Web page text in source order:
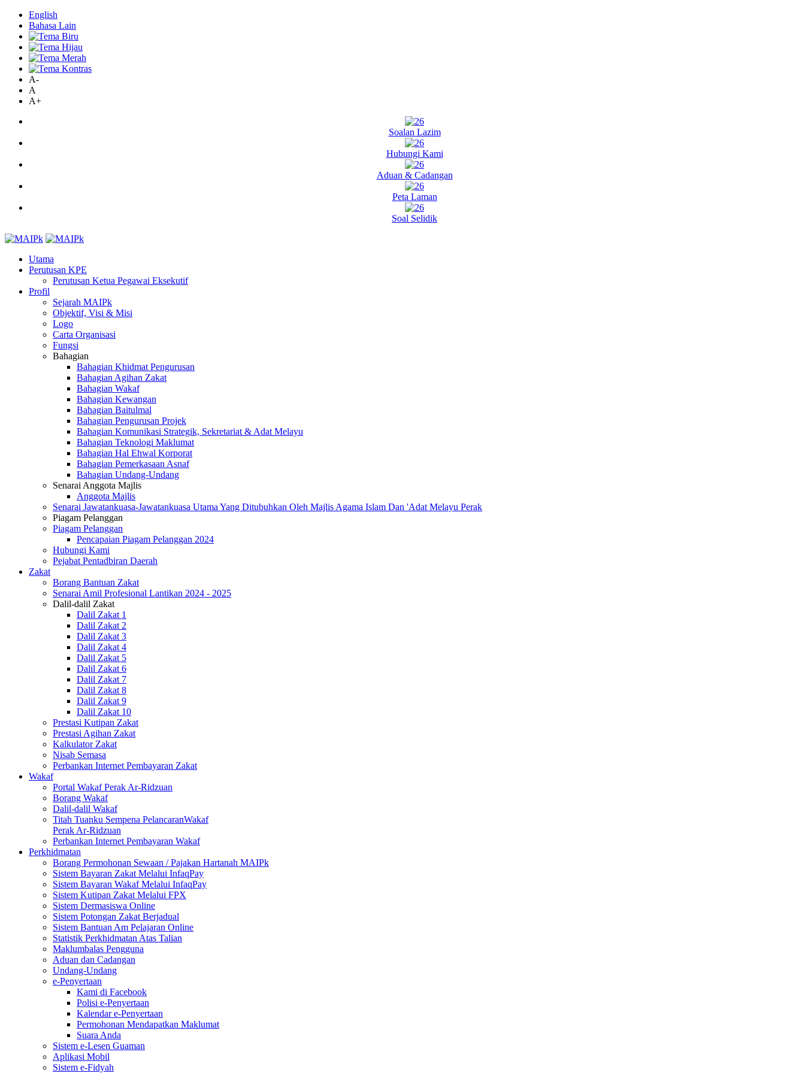
English
Bahasa Lain
A-
A
A+
Soalan Lazim
Hubungi Kami
Aduan & Cadangan
Peta Laman
Soal Selidik
Utama
Perutusan KPE
Perutusan Ketua Pegawai Eksekutif
Profil
Sejarah MAIPk
Objektif, Visi & Misi
Logo
Carta Organisasi
Fungsi
Bahagian
Bahagian Khidmat Pengurusan
Bahagian Agihan Zakat
Bahagian Wakaf
Bahagian Kewangan
Bahagian Baitulmal
Bahagian Pengurusan Projek
Bahagian Komunikasi Strategik, Sekretariat & Adat Melayu
Bahagian Teknologi Maklumat
Bahagian Hal Ehwal Korporat
Bahagian Pemerkasaan Asnaf
Bahagian Undang-Undang
Senarai Anggota Majlis
Anggota Majlis
Senarai Jawatankuasa-Jawatankuasa Utama Yang Ditubuhkan Oleh Majlis Agama Islam Dan 'Adat Melayu Perak
Piagam Pelanggan
Piagam Pelanggan
Pencapaian Piagam Pelanggan 2024
Hubungi Kami
Pejabat Pentadbiran Daerah
Zakat
Borang Bantuan Zakat
Senarai Amil Profesional Lantikan 2024 - 2025
Dalil-dalil Zakat
Dalil Zakat 1
Dalil Zakat 2
Dalil Zakat 3
Dalil Zakat 4
Dalil Zakat 5
Dalil Zakat 6
Dalil Zakat 7
Dalil Zakat 8
Dalil Zakat 9
Dalil Zakat 10
Prestasi Kutipan Zakat
Prestasi Agihan Zakat
Kalkulator Zakat
Nisab Semasa
Perbankan Internet Pembayaran Zakat
Wakaf
Portal Wakaf Perak Ar-Ridzuan
Borang Wakaf
Dalil-dalil Wakaf
Titah Tuanku Sempena PelancaranWakaf
Perak Ar-Ridzuan
Perbankan Internet Pembayaran Wakaf
Perkhidmatan
Borang Permohonan Sewaan / Pajakan Hartanah MAIPk
Sistem Bayaran Zakat Melalui InfaqPay
Sistem Bayaran Wakaf Melalui InfaqPay
Sistem Kutipan Zakat Melalui FPX
Sistem Dermasiswa Online
Sistem Potongan Zakat Berjadual
Sistem Bantuan Am Pelajaran Online
Statistik Perkhidmatan Atas Talian
Maklumbalas Pengguna
Aduan dan Cadangan
Undang-Undang
e-Penyertaan
Kami di Facebook
Polisi e-Penyertaan
Kalendar e-Penyertaan
Permohonan Mendapatkan Maklumat
Suara Anda
Sistem e-Lesen Guaman
Aplikasi Mobil
Sistem e-Fidyah